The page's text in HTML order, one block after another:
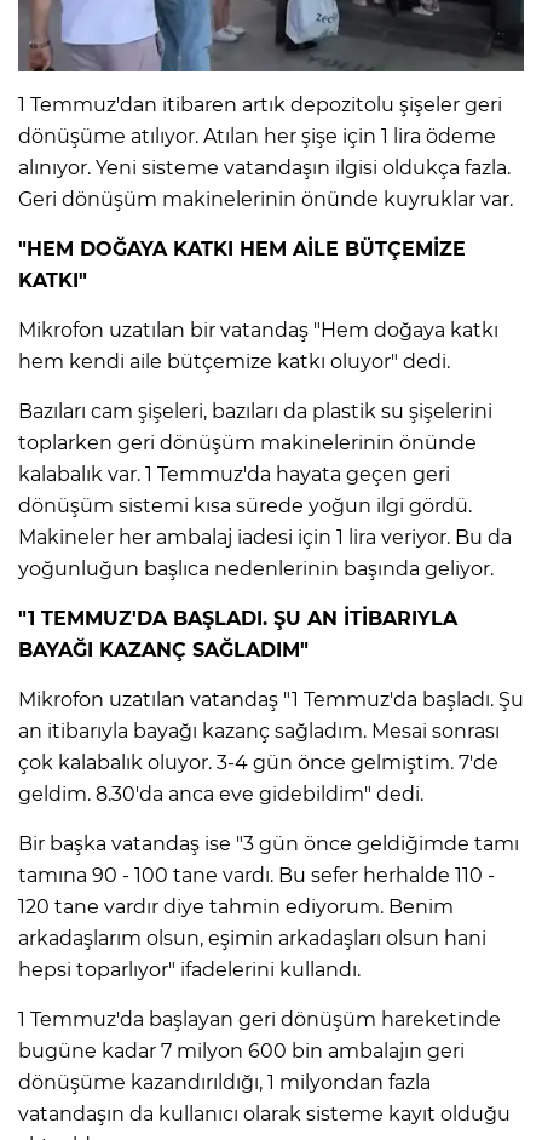
1 Temmuz'dan itibaren artık depozitolu şişeler geri
dönüşüme atılıyor. Atılan her şişe için 1 lira ödeme
alınıyor. Yeni sisteme vatandaşın ilgisi oldukça fazla.
Geri dönüşüm makinelerinin önünde kuyruklar var.
"HEM DOĞAYA KATKI HEM AİLE BÜTÇEMİZE
KATKI"
Mikrofon uzatılan bir vatandaş "Hem doğaya katkı
hem kendi aile bütçemize katkı oluyor" dedi.
Bazıları cam şişeleri, bazıları da plastik su şişelerini
toplarken geri dönüşüm makinelerinin önünde
kalabalık var. 1 Temmuz'da hayata geçen geri
dönüşüm sistemi kısa sürede yoğun ilgi gördü.
Makineler her ambalaj iadesi için 1 lira veriyor. Bu da
yoğunluğun başlıca nedenlerinin başında geliyor.
"1 TEMMUZ'DA BAŞLADI. ŞU AN İTİBARIYLA
BAYAĞI KAZANÇ SAĞLADIM"
Mikrofon uzatılan vatandaş "1 Temmuz'da başladı. Şu
an itibarıyla bayağı kazanç sağladım. Mesai sonrası
çok kalabalık oluyor. 3-4 gün önce gelmiştim. 7'de
geldim. 8.30'da anca eve gidebildim" dedi.
Bir başka vatandaş ise "3 gün önce geldiğimde tamı
tamına 90 - 100 tane vardı. Bu sefer herhalde 110 -
120 tane vardır diye tahmin ediyorum. Benim
arkadaşlarım olsun, eşimin arkadaşları olsun hani
hepsi toparlıyor" ifadelerini kullandı.
1 Temmuz'da başlayan geri dönüşüm hareketinde
bugüne kadar 7 milyon 600 bin ambalajın geri
dönüşüme kazandırıldığı, 1 milyondan fazla
vatandaşın da kullanıcı olarak sisteme kayıt olduğu